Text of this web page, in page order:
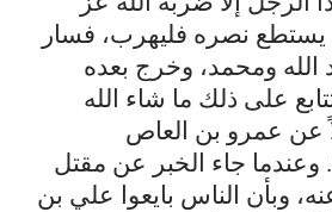
نصره فليهرب، فسار
الله ومحمد، وخرج بعده
على ذلك ما شاء الله
عن عمرو بن العاص
ص 464). وعندما جاء الخبر عن مقتل
وبأن الناس بايعوا علي بن